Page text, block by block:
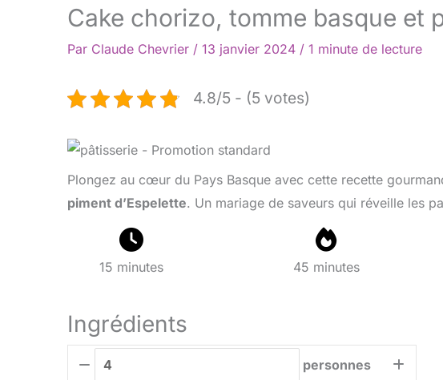
Cake chorizo, tomme basque et
Par Claude Chevrier / 13 janvier 2024 / 1 minute de lecture
4.8/5 - (5 votes)
Plongez au cœur du Pays Basque avec cette recette
piment d’Espelette. Un mariage de saveurs qui réveille les
15 minutes 45 minutes
Ingrédients
personnes